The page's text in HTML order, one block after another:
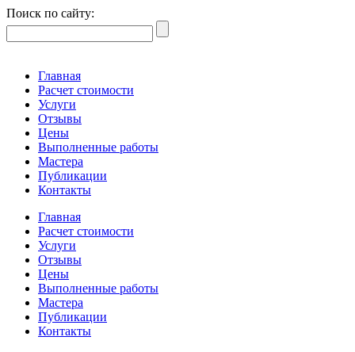
Поиск по сайту:
Главная
Расчет стоимости
Услуги
Отзывы
Цены
Выполненные работы
Мастера
Публикации
Контакты
Главная
Расчет стоимости
Услуги
Отзывы
Цены
Выполненные работы
Мастера
Публикации
Контакты